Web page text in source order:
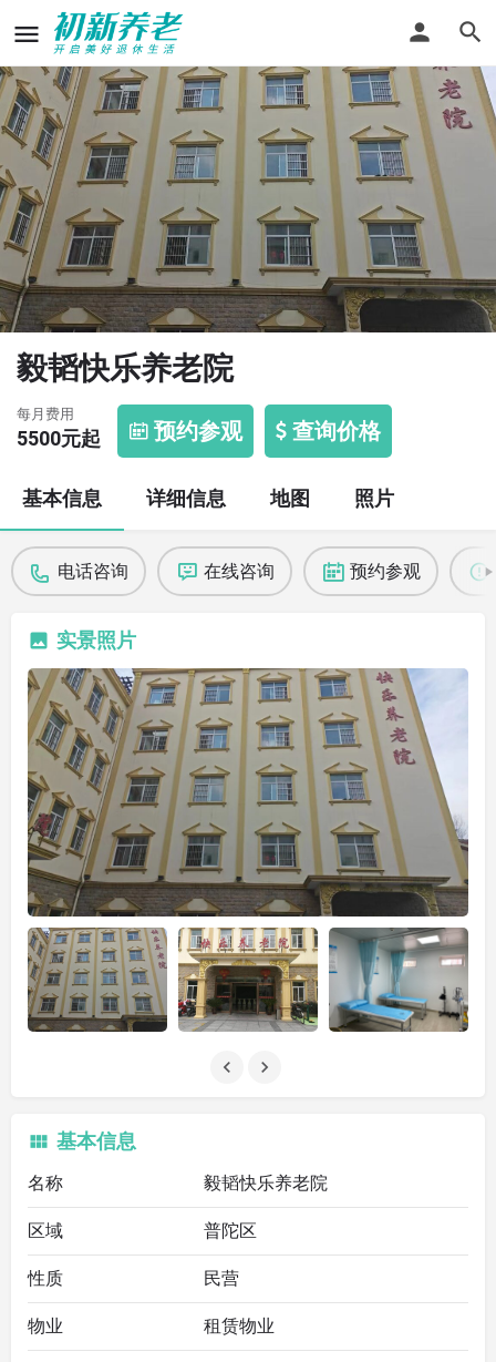
毅韬快乐养老院
每月费用
5500元起 预约参观 查询价格
基本信息 详细信息 地图 照片
电话咨询 在线咨询 预约参观
实景照片
基本信息
名称 毅韬快乐养老院
区域 普陀区
性质 民营
物业 租赁物业